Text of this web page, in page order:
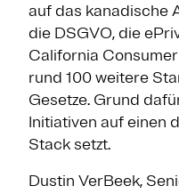
auf das kanadische
die DSGVO, die
California
rund 100 weitere
Gesetze. Grund
Initiativen auf einen
Stack setzt.
Dustin VerBeek,